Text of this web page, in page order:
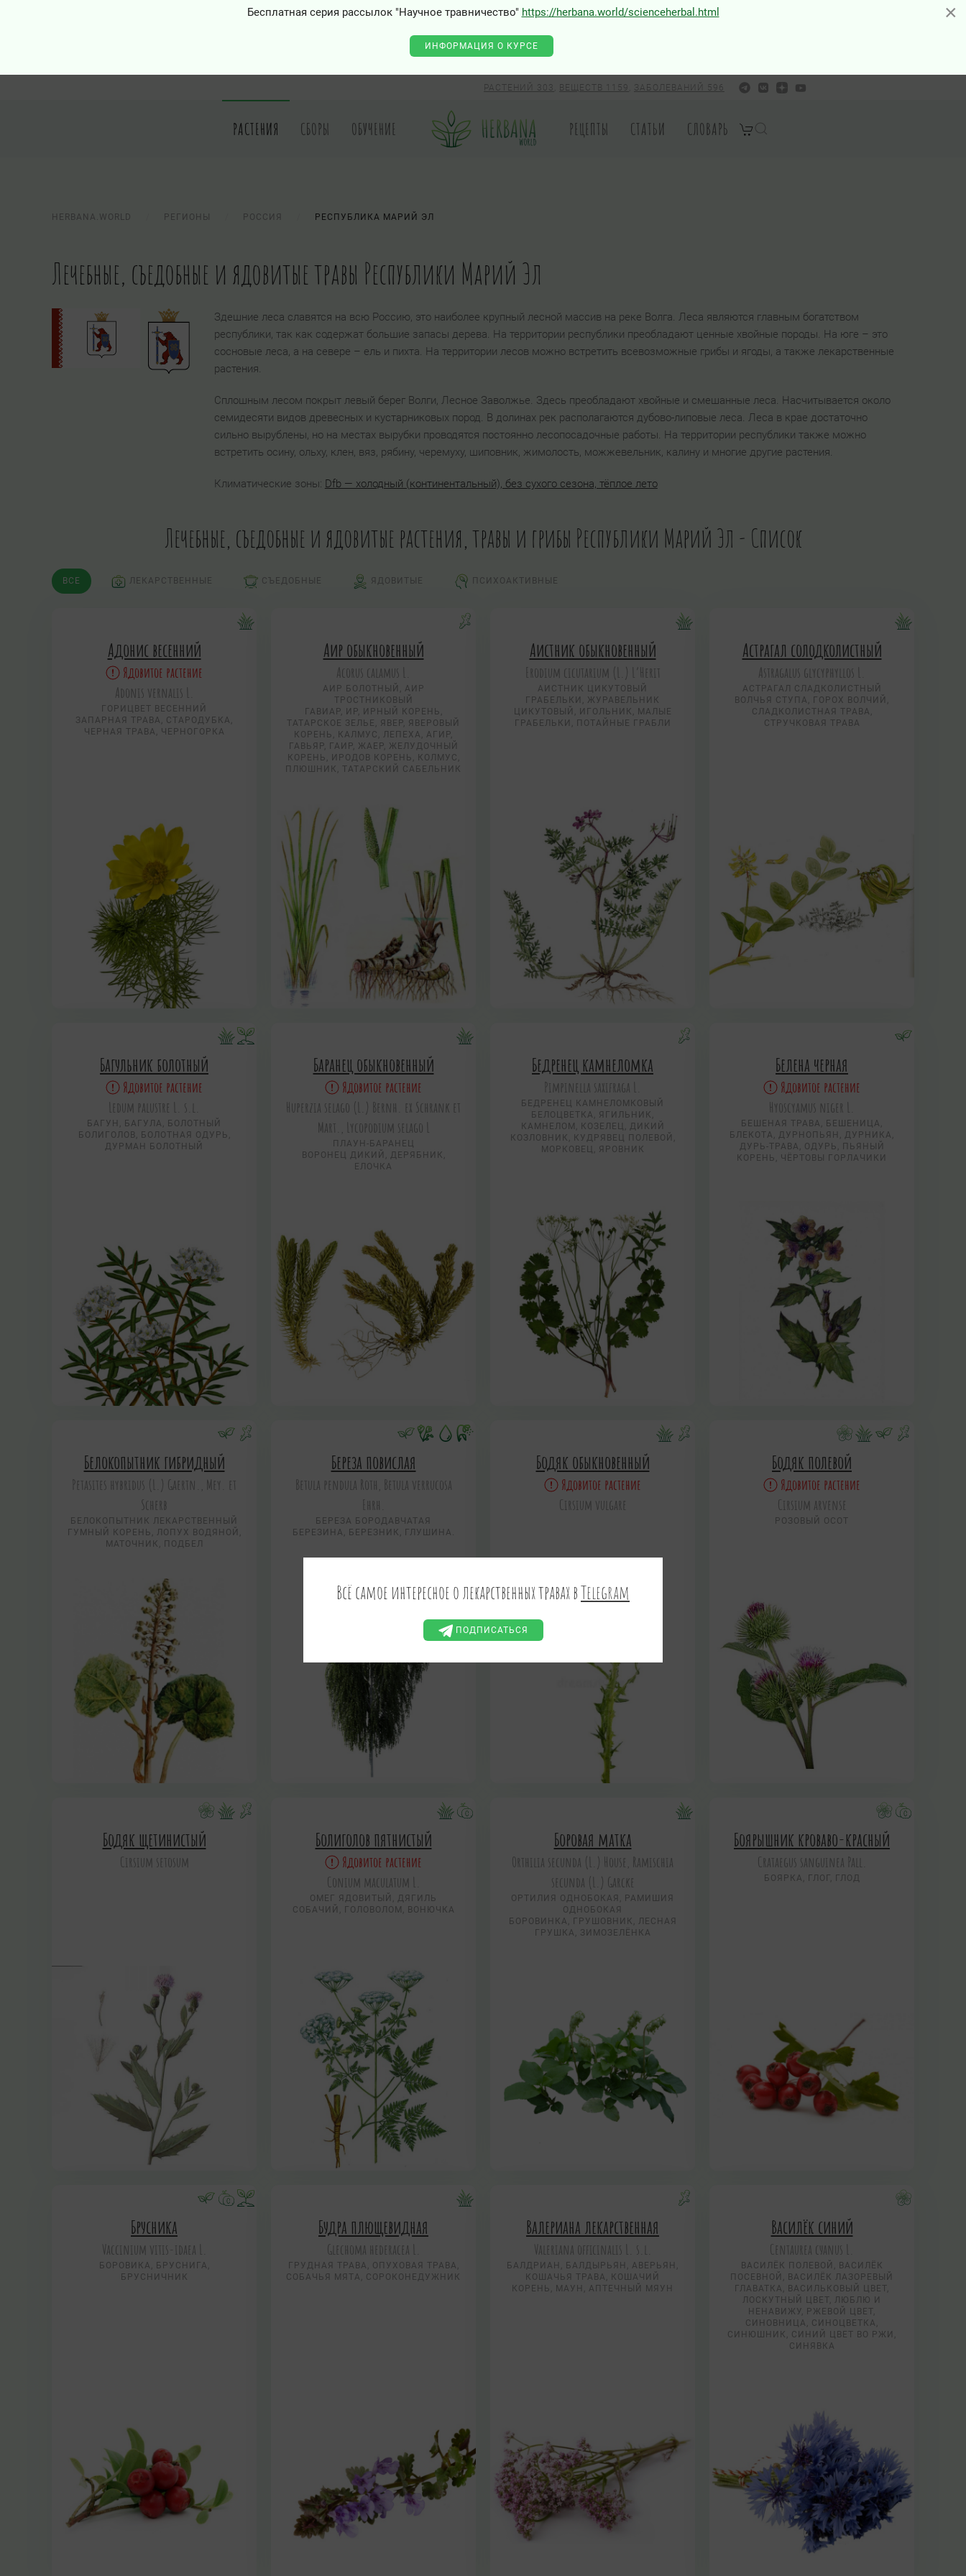
×
Бесплатная серия рассылок "Научное травничество" https://herbana.world/scienceherbal.html
ИНФОРМАЦИЯ О КУРСЕ
РАСТЕНИЙ 303 ВЕЩЕСТВ 1159 ЗАБОЛЕВАНИЙ 596
РАСТЕНИЯ СБОРЫ ОБУЧЕНИЕ РЕЦЕПТЫ СТАТЬИ СЛОВАРЬ
HERBANA.WORLD РЕГИОНЫ РОССИЯ РЕСПУБЛИКА МАРИЙ ЭЛ
Лечебные, съедобные и ядовитые травы Республики Марий Эл
Здешние леса славятся на всю Россию, это наиболее крупный лесной массив на реке Волга. Леса являются главным богатством
республики, так как содержат большие запасы дерева. На территории республики преобладают ценные хвойные породы. На юге – это
сосновые леса, а на севере – ель и пихта. На территории лесов можно встретить всевозможные грибы и ягоды, а также лекарственные
растения.
Сплошным лесом покрыт левый берег Волги, Лесное Заволжье. Здесь преобладают хвойные и смешанные леса. Насчитывается около
семидесяти видов древесных и кустарниковых пород. В долинах рек располагаются дубово-липовые леса. Леса в крае достаточно
сильно вырублены, но на местах вырубки проводятся постоянно лесопосадочные работы. На территории республики также можно
встретить осину, ольху, клен, вяз, рябину, черемуху, шиповник, жимолость, можжевельник, калину и многие другие растения.
Климатические зоны: Dfb — холодный (континентальный), без сухого сезона, тёплое лето
Лечебные, съедобные и ядовитые растения, травы и грибы Республики Марий Эл - Список
ВСЕ ЛЕКАРСТВЕННЫЕ СЪЕДОБНЫЕ ЯДОВИТЫЕ ПСИХОАКТИВНЫЕ
Адонис весенний
Ядовитое растение
Adonis vernalis L.
ГОРИЦВЕТ ВЕСЕННИЙ
ЗАПАРНАЯ ТРАВА, СТАРОДУБКА,
ЧЕРНАЯ ТРАВА, ЧЕРНОГОРКА
Аир обыкновенный
Acorus calamus L.
АИР БОЛОТНЫЙ, АИР
ТРОСТНИКОВЫЙ
ГАВИАР, ИР, ИРНЫЙ КОРЕНЬ,
ТАТАРСКОЕ ЗЕЛЬЕ, ЯВЕР, ЯВЕРОВЫЙ
КОРЕНЬ, КАЛМУС, ЛЕПЕХА, АГИР,
ГАВЬЯР, ГАИР, ЖАЕР, ЖЕЛУДОЧНЫЙ
КОРЕНЬ, ИРОДОВ КОРЕНЬ, КОЛМУС,
ПЛЮШНИК, ТАТАРСКИЙ САБЕЛЬНИК
Аистник обыкновенный
Erodium cicutarium (L.) L’Herit
АИСТНИК ЦИКУТОВЫЙ
ГРАБЕЛЬКИ, ЖУРАВЕЛЬНИК
ЦИКУТОВЫЙ, ИГОЛЬНИК, МАЛЫЕ
ГРАБЕЛЬКИ, ПОТАЙНЫЕ ГРАБЛИ
Астрагал солодколистный
Astragalus glycyphyllos L.
АСТРАГАЛ СЛАДКОЛИСТНЫЙ
ВОЛЧЬЯ СТУПА, ГОРОХ ВОЛЧИЙ,
СЛАДКОЛИСТНАЯ ТРАВА,
СТРУЧКОВАЯ ТРАВА
Багульник болотный
Ядовитое растение
Ledum palustre L. s.l.
БАГУН, БАГУЛА, БОЛОТНЫЙ
БОЛИГОЛОВ, БОЛОТНАЯ ОДУРЬ,
ДУРМАН БОЛОТНЫЙ
Баранец обыкновенный
Ядовитое растение
Huperzia selago (L.) Bernh. ex Schrank et
Mart., Lycopodium selago L
ПЛАУН-БАРАНЕЦ
ВОРОНЕЦ ДИКИЙ, ДЕРЯБНИК,
ЕЛОЧКА
Бедренец камнеломка
Pimpinella saxifraga L.
БЕДРЕНЕЦ КАМНЕЛОМКОВЫЙ
БЕЛОЦВЕТКА, ЯГИЛЬНИК,
КАМНЕЛОМ, КОЗЕЛЕЦ, ДИКИЙ
КОЗЛОВНИК, КУДРЯВЕЦ ПОЛЕВОЙ,
МОРКОВЕЦ, ЯРОВНИК
Белена черная
Ядовитое растение
Hyoscyamus niger L.
БЕШЕНАЯ ТРАВА, БЕШЕНИЦА,
БЛЕКОТА, ДУРНОПЬЯН, ДУРНИКА,
ДУРЬ-ТРАВА, ОДУРЬ, ПЬЯНЫЙ
КОРЕНЬ, ЧЁРТОВЫ ГОРЛАЧИКИ
Белокопытник гибридный
Petasites hybridus (L.) Gaertn., Mey. et
Scherb
БЕЛОКОПЫТНИК ЛЕКАРСТВЕННЫЙ
ГУМНЫЙ КОРЕНЬ, ЛОПУХ ВОДЯНОЙ,
МАТОЧНИК, ПОДБЕЛ
Береза повислая
Betula pendula Roth, Betula verrucosa
Ehrh.
БЕРЕЗА БОРОДАВЧАТАЯ
БЕРЕЗИНА, БЕРЕЗНИК, ГЛУШИНА.
Бодяк обыкновенный
Ядовитое растение
Cirsium vulgare
Бодяк полевой
Ядовитое растение
Cirsium arvense
РОЗОВЫЙ ОСОТ
Бодяк щетинистый
Cirsium setosum
Болиголов пятнистый
Ядовитое растение
Conium maculatum L.
ОМЕГ ЯДОВИТЫЙ, ДЯГИЛЬ
СОБАЧИЙ, ГОЛОВОЛОМ, ВОНЮЧКА
Боровая матка
Orthilia secunda (L.) House, Ramischia
secunda (L.) Garсke
ОРТИЛИЯ ОДНОБОКАЯ, РАМИШИЯ
ОДНОБОКАЯ
БОРОВИНКА, ГРУШОВНИК, ЛЕСНАЯ
ГРУШКА, ЗИМОЗЕЛЁНКА
Боярышник кроваво-красный
Crataegus sanguinea Pall.
БОЯРКА, ГЛОГ, ГЛОД
Брусника
Vaccinium vitis-idaea L.
БОРОВИКА, БРУСНИГА,
БРУСНИЧНИК
Будра плющевидная
Glechoma hederacea L.
ГРУДНАЯ ТРАВА, ОПУХОВАЯ ТРАВА,
СОБАЧЬЯ МЯТА, СОРОКОНЕДУЖНИК
Валериана лекарственная
Valeriana officinalis L. s.l.
БАЛДРИАН, БАЛДЫРЬЯН, АВЕРЬЯН,
КОШАЧЬЯ ТРАВА, КОШАЧИЙ
КОРЕНЬ, МАУН, АПТЕЧНЫЙ МЯУН
Василёк синий
Centaurea суanus L.
ВАСИЛЁК ПОЛЕВОЙ, ВАСИЛЁК
ПОСЕВНОЙ, ВАСИЛЁК ЛАЗОРЕВЫЙ
ГЛАВАТКА, ВАСИЛЬКОВЫЙ ЦВЕТ,
ЛОСКУТНЫЙ ЦВЕТ, ЛЮБЛЮ И
НЕНАВИЖУ, РЖЕВОЙ ЦВЕТ,
СИНОВНИЦА, СИНОЦВЕТКА,
СИНЮШНИК, СИНИЙ ЦВЕТ ВО РЖИ,
СИНЯВКА
×
Всё самое интересное о лекарственных травах вTelegram
ПОДПИСАТЬСЯ